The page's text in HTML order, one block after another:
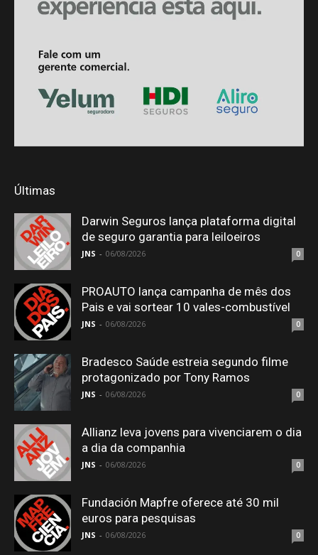
Últimas
Darwin Seguros lança plataforma digital
de seguro garantia para leiloeiros
JNS - 06/08/2026 0
PROAUTO lança campanha de mês dos
Pais e vai sortear 10 vales-combustível
JNS - 06/08/2026 0
Bradesco Saúde estreia segundo filme
protagonizado por Tony Ramos
JNS - 06/08/2026 0
Allianz leva jovens para vivenciarem o dia
a dia da companhia
JNS - 06/08/2026 0
Fundación Mapfre oferece até 30 mil
euros para pesquisas
JNS - 06/08/2026 0